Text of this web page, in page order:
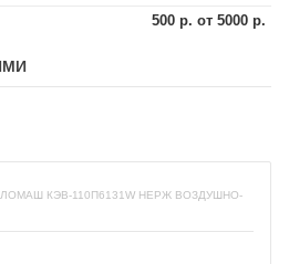
500 р. от 5000 р.
КЭВ-110П6131W НЕРЖ ВОЗДУШНО-